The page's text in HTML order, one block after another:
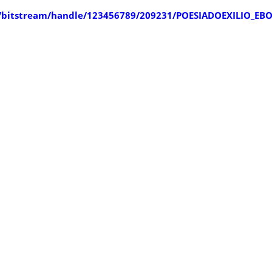
handle/123456789/209231/